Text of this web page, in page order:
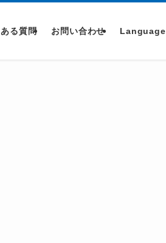
る質問 お問い合わせ Language